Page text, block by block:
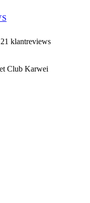
klantreviews
Club Karwei